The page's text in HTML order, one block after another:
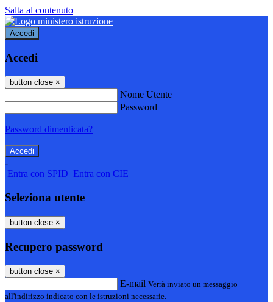
Salta al contenuto
Accedi
Accedi
button close ×
Nome Utente
Password
Password dimenticata?
-
Entra con SPID Entra con CIE
Seleziona utente
button close ×
Recupero password
button close ×
E-mail Verrà inviato un messaggio
all'indirizzo indicato con le istruzioni necessarie.